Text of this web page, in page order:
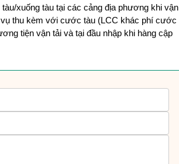
xuống tàu tại các cảng địa phương khi vận
thu kèm với cước tàu (LCC khác phí cước
tiện vận tải và tại đầu nhập khi hàng cập